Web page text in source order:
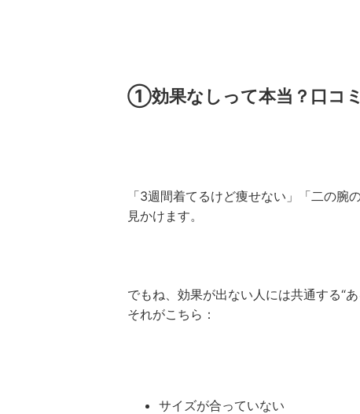
①効果なしって本当？口コ
「3週間着てるけど痩せない」「二の
見かけます。
でもね、効果が出ない人には共通する“あ
それがこちら：
サイズが合っていない